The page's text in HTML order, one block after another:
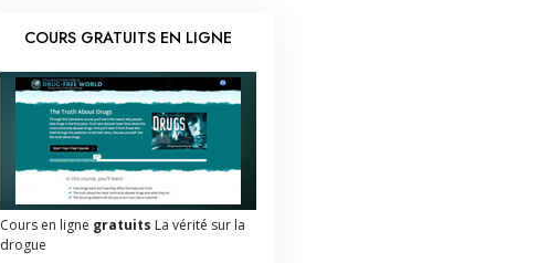
COURS GRATUITS EN LIGNE
Cours en ligne gratuits La vérité sur la
drogue